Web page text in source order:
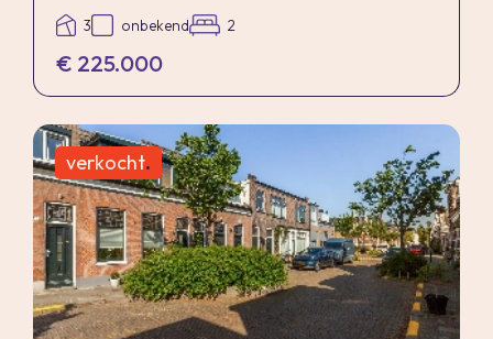
3 onbekend 2
€ 225.000
verkocht.